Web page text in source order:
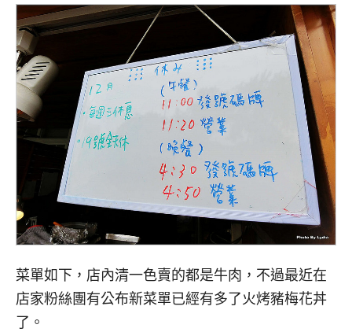
菜單如下，店內清一色賣的都是牛肉，不過最近在
店家粉絲團有公布新菜單已經有多了火烤豬梅花丼
了。